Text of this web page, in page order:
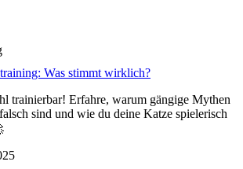
Was stimmt wirklich?
trainierbar! Erfahre, warum gängige Mythen
sind und wie du deine Katze spielerisch